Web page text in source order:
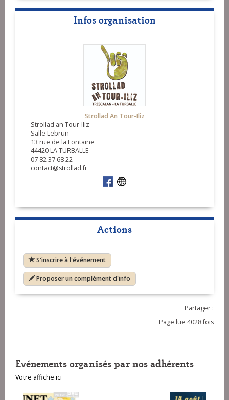
Infos organisation
Strollad An Tour-Iliz
Strollad an Tour-Iliz
Salle Lebrun
13 rue de la Fontaine
44420 LA TURBALLE
07 82 37 68 22
contact@strollad.fr
Actions
S'inscrire à l'événement
Proposer un complément d'info
Partager :
Page lue 4028 fois
Evénements organisés par nos adhérents
Votre affiche ici